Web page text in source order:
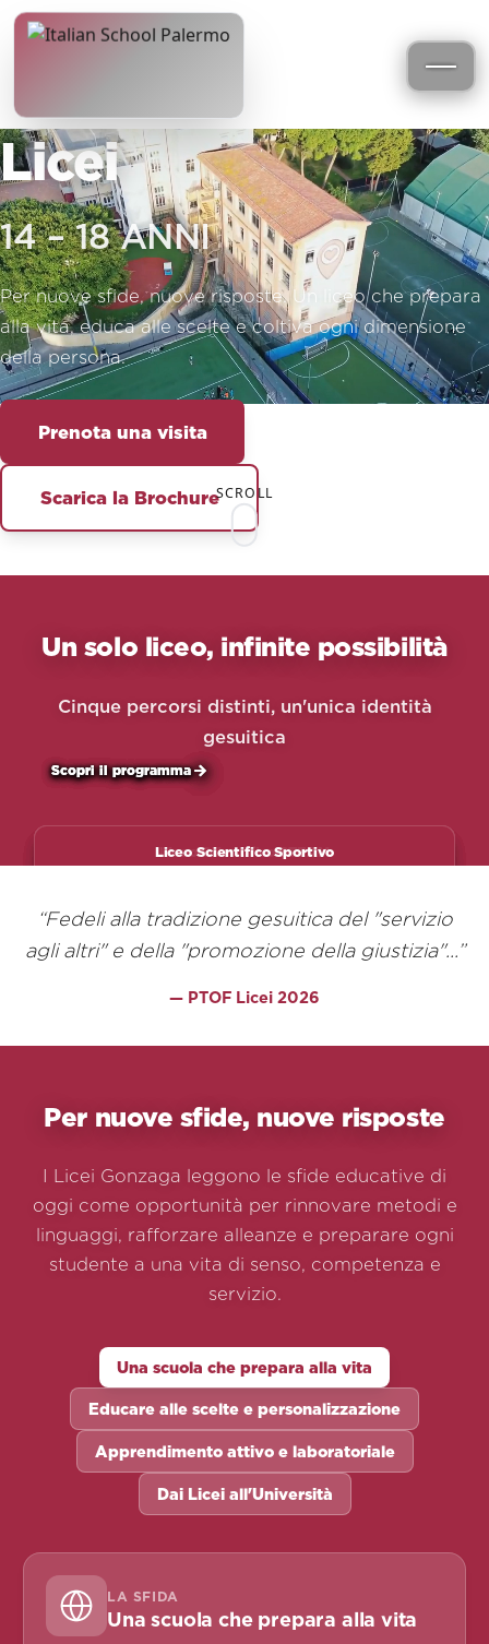
Licei
14 – 18 ANNI
Per nuove sfide, nuove risposte. Un liceo che prepara
alla vita, educa alle scelte e coltiva ogni dimensione
della persona.
Prenota una visita
Scarica la BrochureSCROLL
Un solo liceo, infinite possibilità
Cinque percorsi distinti, un'unica identità
gesuitica
Liceo Classico
Scopri il programma
Liceo delle Scienze Umane
Scopri il programma
Liceo Scientifico
Scopri il programma
Liceo Scientifico STEAM
Scopri il programma
Liceo Scientifico Sportivo
Scopri il programma
“Fedeli alla tradizione gesuitica del "servizio
agli altri" e della "promozione della giustizia"...”
— PTOF Licei 2026
Per nuove sfide, nuove risposte
I Licei Gonzaga leggono le sfide educative di
oggi come opportunità per rinnovare metodi e
linguaggi, rafforzare alleanze e preparare ogni
studente a una vita di senso, competenza e
servizio.
Una scuola che prepara alla vita
Educare alle scelte e personalizzazione
Apprendimento attivo e laboratoriale
Dai Licei all'Università
LA SFIDA
Una scuola che prepara alla vita